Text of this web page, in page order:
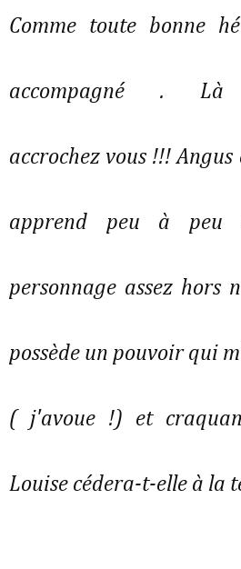
Comme toute bonne
accompagné . Là
accrochez vous !!! Angus
apprend peu à peu
personnage assez hors
possède un pouvoir qui
( j'avoue !) et
Louise cédera-t-elle à la